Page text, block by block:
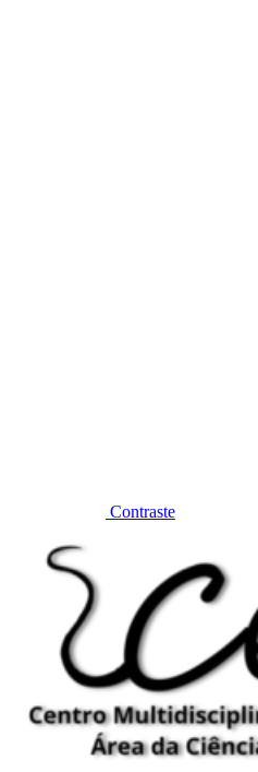
Contraste